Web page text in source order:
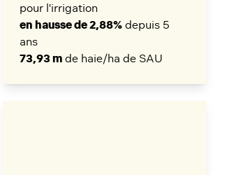
pour l'irrigation
en hausse de 2,88% depuis 5
ans
73,93 m de haie/ha de SAU